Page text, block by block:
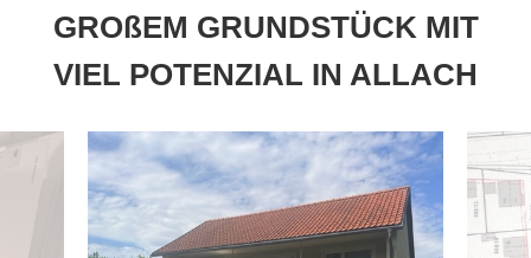
GROßEM GRUNDSTÜCK MIT
VIEL POTENZIAL IN ALLACH